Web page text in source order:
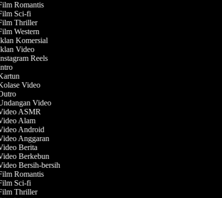
Romantis
Sci-fi
Thriller
Western
Komersial
Video
Reels
Video
Video
ASMR
Alam
Android
Anggaran
Berita
Berkebun
Bersih-bersih
Romantis
Sci-fi
Thriller